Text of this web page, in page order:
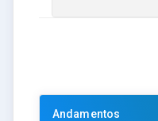
Andamentos